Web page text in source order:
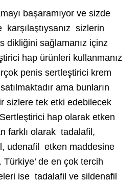
başaramıyor ve sizde
sizlerin
dikliğini sağlamanız içinz
hap ürünleri kullanmanız
penis sertleştirici krem
ama bunların
sizlere tek etki edebilecek
hap olarak etken
farklı olarak tadalafil,
udenafil etken maddesine
Türkiye’ de en çok tercih
ise tadalafil ve sildenafil